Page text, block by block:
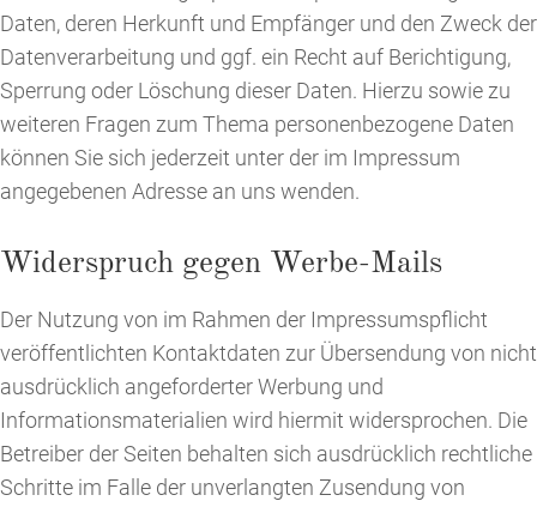
Daten, deren Herkunft und Empfänger und den Zweck der
Datenverarbeitung und ggf. ein Recht auf Berichtigung,
Sperrung oder Löschung dieser Daten. Hierzu sowie zu
weiteren Fragen zum Thema personenbezogene Daten
können Sie sich jederzeit unter der im Impressum
angegebenen Adresse an uns wenden.
Widerspruch gegen Werbe-Mails
Der Nutzung von im Rahmen der Impressumspflicht
veröffentlichten Kontaktdaten zur Übersendung von nicht
ausdrücklich angeforderter Werbung und
Informationsmaterialien wird hiermit widersprochen. Die
Betreiber der Seiten behalten sich ausdrücklich rechtliche
Schritte im Falle der unverlangten Zusendung von